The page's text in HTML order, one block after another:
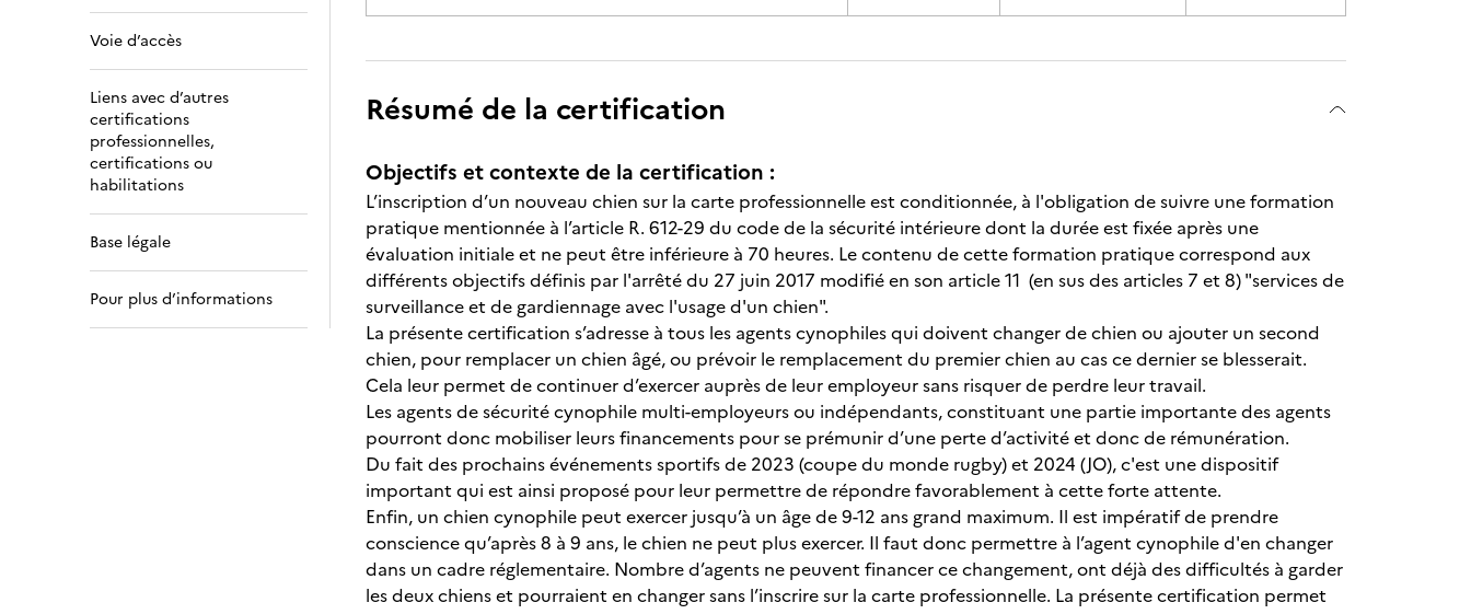
Voie d’accès
Liens avec d’autres
certifications
professionnelles,
certifications ou
habilitations
Base légale
Pour plus d’informations
Résumé de la certification
Objectifs et contexte de la certification :
L’inscription d’un nouveau chien sur la carte professionnelle est conditionnée, à l'obligation de suivre une formation
pratique mentionnée à l’article R. 612-29 du code de la sécurité intérieure dont la durée est fixée après une
évaluation initiale et ne peut être inférieure à 70 heures. Le contenu de cette formation pratique correspond aux
différents objectifs définis par l'arrêté du 27 juin 2017 modifié en son article 11 (en sus des articles 7 et 8) "services de
surveillance et de gardiennage avec l'usage d'un chien".
La présente certification s’adresse à tous les agents cynophiles qui doivent changer de chien ou ajouter un second
chien, pour remplacer un chien âgé, ou prévoir le remplacement du premier chien au cas ce dernier se blesserait.
Cela leur permet de continuer d’exercer auprès de leur employeur sans risquer de perdre leur travail.
Les agents de sécurité cynophile multi-employeurs ou indépendants, constituant une partie importante des agents
pourront donc mobiliser leurs financements pour se prémunir d’une perte d’activité et donc de rémunération.
Du fait des prochains événements sportifs de 2023 (coupe du monde rugby) et 2024 (JO), c'est une dispositif
important qui est ainsi proposé pour leur permettre de répondre favorablement à cette forte attente.
Enfin, un chien cynophile peut exercer jusqu’à un âge de 9-12 ans grand maximum. Il est impératif de prendre
conscience qu’après 8 à 9 ans, le chien ne peut plus exercer. Il faut donc permettre à l’agent cynophile d'en changer
dans un cadre réglementaire. Nombre d’agents ne peuvent financer ce changement, ont déjà des difficultés à garder
les deux chiens et pourraient en changer sans l’inscrire sur la carte professionnelle. La présente certification permet